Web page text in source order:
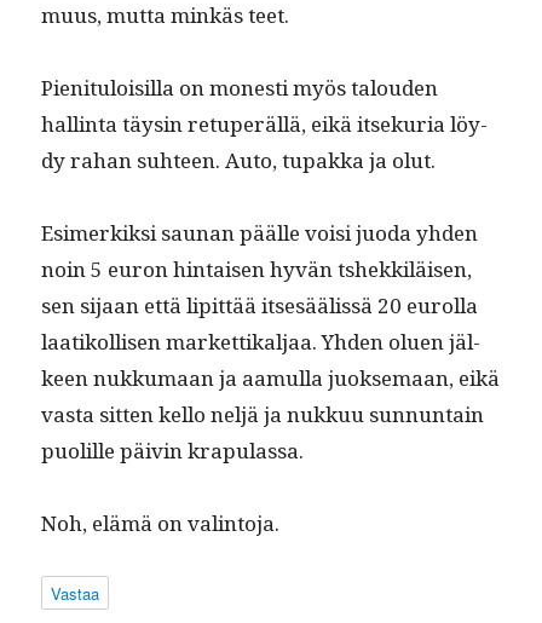
muus, mut­ta minkäs teet.
Pien­i­t­u­loisil­la on mon­esti myös talouden
hallinta täysin retu­peräl­lä, eikä itsekuria löy­
dy rahan suh­teen. Auto, tupak­ka ja olut.
Esimerkik­si saunan päälle voisi juo­da yhden
noin 5 euron hin­taisen hyvän tshekkiläisen,
sen sijaan että lipit­tää itsesäälis­sä 20 eurol­la
laatikol­lisen mar­ket­tikal­jaa. Yhden olu­en jäl­
keen nukku­maan ja aamul­la juok­se­maan, eikä
vas­ta sit­ten kel­lo neljä ja nukkuu sun­nun­tain
puo­lille päivin krapulassa.
Noh, elämä on valintoja.
Vastaa